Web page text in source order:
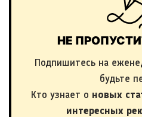
НЕ
Подпишитесь на
будьте
Кто узнает о новых
интересных